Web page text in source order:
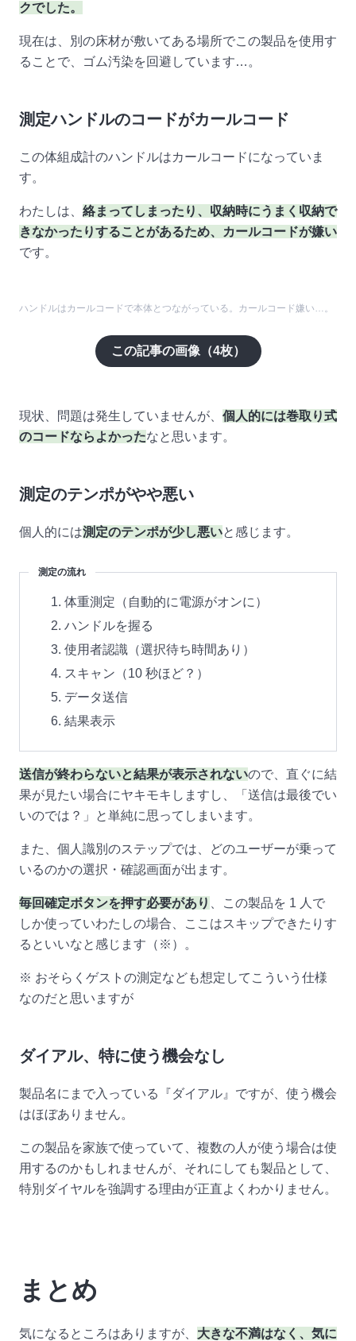
クでした。
現在は、別の床材が敷いてある場所でこの製品を使用す
ることで、ゴム汚染を回避しています…。
測定ハンドルのコードがカールコード
この体組成計のハンドルはカールコードになっていま
す。
わたしは、 絡まってしまったり、収納時にうまく収納で
きなかったりすることがあるため、カールコードが嫌い
です。
ハンドルはカールコードで本体とつながっている。カールコード嫌い…。
この記事の画像（4枚）
現状、問題は発生していませんが、 個人的には巻取り式
のコードならよかったなと思います。
測定のテンポがやや悪い
個人的には測定のテンポが少し悪いと感じます。
測定の流れ
体重測定（自動的に電源がオンに）
ハンドルを握る
使用者認識（選択待ち時間あり）
スキャン（10 秒ほど？）
データ送信
結果表示
送信が終わらないと結果が表示されないので、直ぐに結
果が見たい場合にヤキモキしますし、「送信は最後でい
いのでは？」と単純に思ってしまいます。
また、個人識別のステップでは、どのユーザーが乗って
いるのかの選択・確認画面が出ます。
毎回確定ボタンを押す必要があり
、この製品を 1 人で
しか使っていわたしの場合、ここはスキップできたりす
るといいなと感じます（※）。
※ おそらくゲストの測定なども想定してこういう仕様
なのだと思いますが
ダイアル、特に使う機会なし
製品名にまで入っている『ダイアル』ですが、使う機会
はほぼありません。
この製品を家族で使っていて、複数の人が使う場合は使
用するのかもしれませんが、それにしても製品として、
特別ダイヤルを強調する理由が正直よくわかりません。
まとめ
気になるところはありますが、 大きな不満はなく、気に